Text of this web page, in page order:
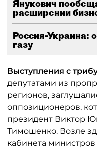
Янукович
расширении
Россия-Украина:
газу
Выступления с
депутатами из
регионов,
оппозиционеров,
президент Виктор
Тимошенко. Возле
кабинета